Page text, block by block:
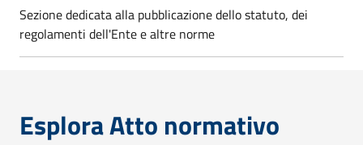
Sezione dedicata alla pubblicazione dello statuto, dei
regolamenti dell'Ente e altre norme
Esplora Atto normativo